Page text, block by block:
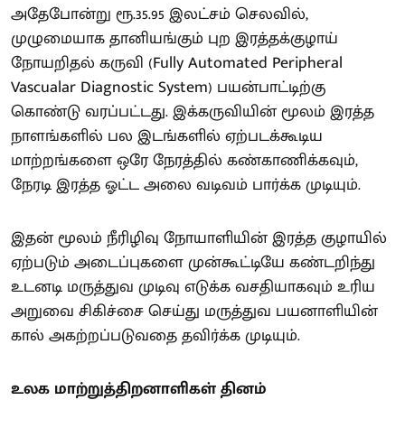
அதேபோன்று ரூ.35.95 இலட்சம் செலவில்,
முழுமையாக தானியங்கும் புற இரத்தக்குழாய்
நோயறிதல் கருவி (Fully Automated Peripheral
Vascualar Diagnostic System) பயன்பாட்டிற்கு
கொண்டு வரப்பட்டது. இக்கருவியின் மூலம் இரத்த
நாளங்களில் பல இடங்களில் ஏற்படக்கூடிய
மாற்றங்களை ஒரே நேரத்தில் கண்காணிக்கவும்,
நேரடி இரத்த ஓட்ட அலை வடிவம் பார்க்க முடியும்.
இதன் மூலம் நீரிழிவு நோயாளியின் இரத்த குழாயில்
ஏற்படும் அடைப்புகளை முன்கூட்டியே கண்டறிந்து
உடனடி மருத்துவ முடிவு எடுக்க வசதியாகவும் உரிய
அறுவை சிகிச்சை செய்து மருத்துவ பயனாளியின்
கால் அகற்றப்படுவதை தவிர்க்க முடியும்.
உலக மாற்றுத்திறனாளிகள் தினம்